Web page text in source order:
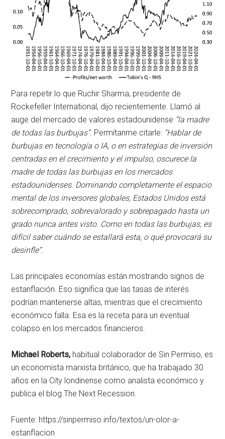
Para repetir lo que Ruchir Sharma, presidente de
Rockefeller International, dijo recientemente. Llamó al
auge del mercado de valores estadounidense “la madre
de todas las burbujas”. Permítanme citarle: “Hablar de
burbujas en tecnología o IA, o en estrategias de inversión
centradas en el crecimiento y el impulso, oscurece la
madre de todas las burbujas en los mercados
estadounidenses. Dominando completamente el espacio
mental de los inversores globales, Estados Unidos está
sobrecomprado, sobrevalorado y sobrepagado hasta un
grado nunca antes visto. Como en todas las burbujas, es
difícil saber cuándo se estallará esta, o qué provocará su
desinfle”.
Las principales economías están mostrando signos de
estanflación. Eso significa que las tasas de interés
podrían mantenerse altas, mientras que el crecimiento
económico falla. Esa es la receta para un eventual
colapso en los mercados financieros.
Michael Roberts, habitual colaborador de Sin Permiso, es
un economista marxista británico, que ha trabajado 30
años en la City londinense como analista económico y
publica el blog The Next Recession.
Fuente: https://sinpermiso.info/textos/un-olor-a-
estanflacion